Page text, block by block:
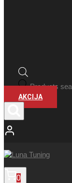
Products
AKCIJA
0